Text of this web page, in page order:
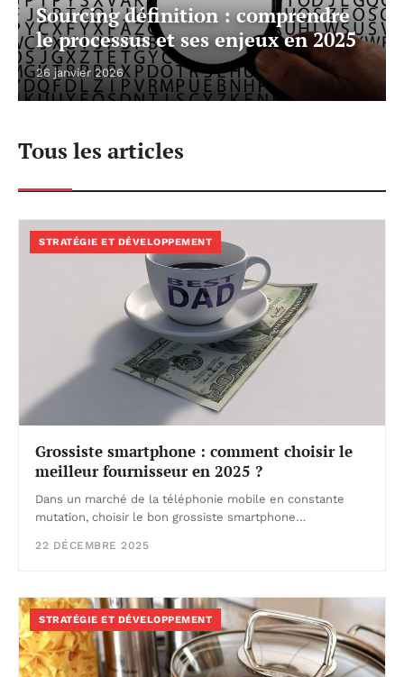
Sourcing définition : comprendre
le processus et ses enjeux en 2025
26 janvier 2026
Tous les articles
STRATÉGIE ET DÉVELOPPEMENT
Grossiste smartphone : comment choisir le
meilleur fournisseur en 2025 ?
Dans un marché de la téléphonie mobile en constante
mutation, choisir le bon grossiste smartphone…
22 DÉCEMBRE 2025
STRATÉGIE ET DÉVELOPPEMENT